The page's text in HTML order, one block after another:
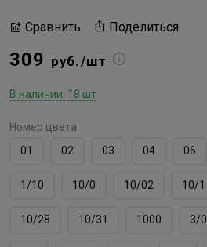
Сравнить Поделиться
309 руб./шт
В наличии: 18 шт
Номер цвета
01
02 03 04 06
1/10 10/0 10/02 10/1
10/28 10/31 1000 3/0